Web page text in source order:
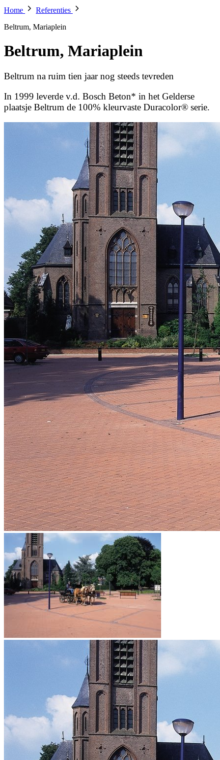
Home
Referenties
Beltrum, Mariaplein
Beltrum, Mariaplein
Beltrum na ruim tien jaar nog steeds tevreden
In 1999 leverde v.d. Bosch Beton* in het Gelderse
plaatsje Beltrum de 100% kleurvaste Duracolor® serie.